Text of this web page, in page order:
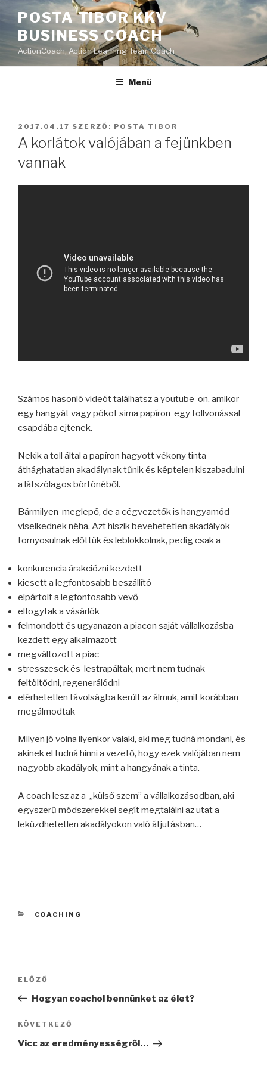
Tartalomhoz
POSTA TIBOR KKV
BUSINESS COACH
ActionCoach, Action Learning Team Coach
Menü
BEKÜLDVE:
2017.04.17 SZERZŐ: POSTA TIBOR
A korlátok valójában a fejünkben
vannak
Számos hasonló videót találhatsz a youtube-on, amikor
egy hangyát vagy pókot sima papíron egy tollvonással
csapdába ejtenek.
Nekik a toll által a papíron hagyott vékony tinta
áthághatatlan akadálynak tűnik és képtelen kiszabadulni
a látszólagos börtönéből.
Bármilyen meglepő, de a cégvezetők is hangyamód
viselkednek néha. Azt hiszik bevehetetlen akadályok
tornyosulnak előttük és leblokkolnak, pedig csak a
konkurencia árakciózni kezdett
kiesett a legfontosabb beszállító
elpártolt a legfontosabb vevő
elfogytak a vásárlók
felmondott és ugyanazon a piacon saját vállalkozásba
kezdett egy alkalmazott
megváltozott a piac
stresszesek és lestrapáltak, mert nem tudnak
feltöltődni, regenerálódni
elérhetetlen távolságba került az álmuk, amit korábban
megálmodtak
Milyen jó volna ilyenkor valaki, aki meg tudná mondani, és
akinek el tudná hinni a vezető, hogy ezek valójában nem
nagyobb akadályok, mint a hangyának a tinta.
A coach lesz az a „külső szem” a vállalkozásodban, aki
egyszerű módszerekkel segít megtalálni az utat a
leküzdhetetlen akadályokon való átjutásban…
KATEGÓRIÁK
COACHING
Bejegyzés
Korábbi
bejegyzés
ELŐZŐ
Hogyan coachol bennünket az élet?
Következő
bejegyzés
KÖVETKEZŐ
Vicc az eredményességről…